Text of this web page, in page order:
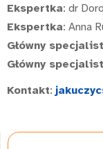
Ekspertka: dr
Ekspertka: Anna
Główny
Główny
Kontakt: